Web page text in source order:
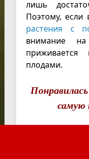
лишь
Поэтому, если
растения с
внимание
плодами.
самую